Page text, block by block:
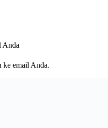
Anda
ke email Anda.